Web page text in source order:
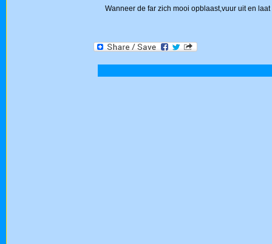
Wanneer de far zich mooi opblaast,vuur uit en